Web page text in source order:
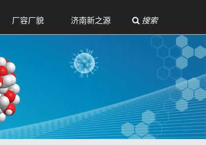
搜索
厂容厂貌 济南新之源